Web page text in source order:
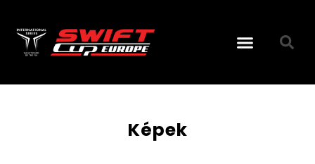
Képek
Képek